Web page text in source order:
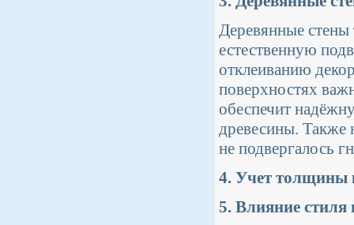
Деревянные
естественную
отклеиванию
поверхностях
обеспечит
древесины. Также
не подвергалось
4. Учет толщины
5. Влияние стиля